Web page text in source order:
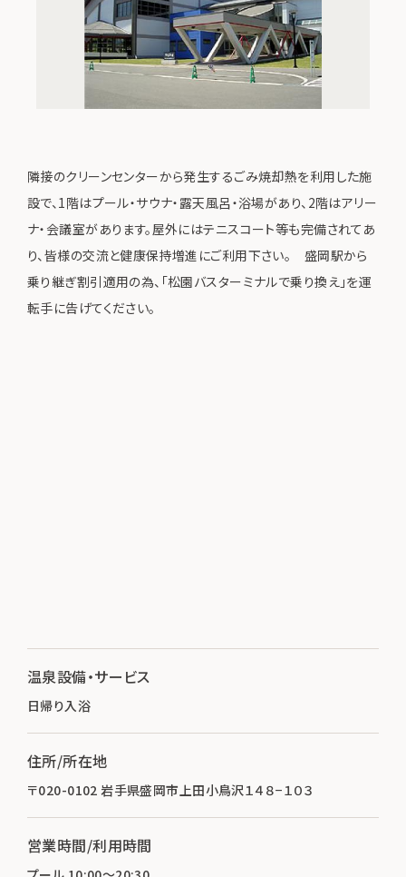
隣接のクリーンセンターから発生するごみ焼却熱を利用した施
設で、1階はプール・サウナ・露天風呂・浴場があり、2階はアリー
ナ・会議室があります。屋外にはテニスコート等も完備されてあ
り、皆様の交流と健康保持増進にご利用下さい。 盛岡駅から
乗り継ぎ割引適用の為、「松園バスターミナルで乗り換え」を運
転手に告げてください。
温泉設備・サービス
日帰り入浴
住所/所在地
〒020-0102 岩手県盛岡市上田小鳥沢１４８−１０３
営業時間/利用時間